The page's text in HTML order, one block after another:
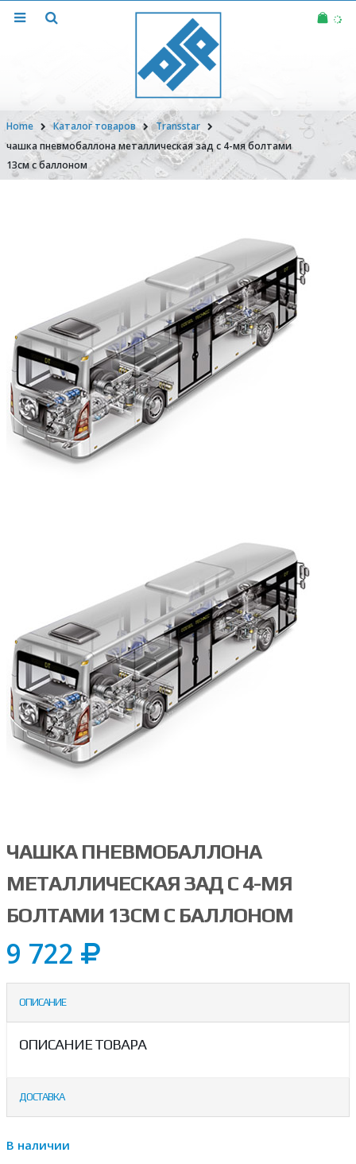
Home Каталог товаров
Transstar
чашка пневмобаллона металлическая зад с 4-мя болтами
13см с баллоном
ЧАШКА ПНЕВМОБАЛЛОНА
МЕТАЛЛИЧЕСКАЯ ЗАД С 4-МЯ
БОЛТАМИ 13СМ С БАЛЛОНОМ
9 722
ОПИСАНИЕ
ОПИСАНИЕ ТОВАРА
ДОСТАВКА
В наличии